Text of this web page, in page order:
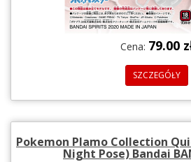
Cena: 79.00
SZCZEGÓŁY
Pokemon Plamo Collection
Night Pose) Bandai